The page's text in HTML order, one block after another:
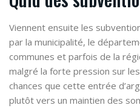
Viennent ensuite les
par la municipalité, le
communes et parfois de la
malgré la forte pression sur
chances que cette entrée
plutôt vers un maintien des